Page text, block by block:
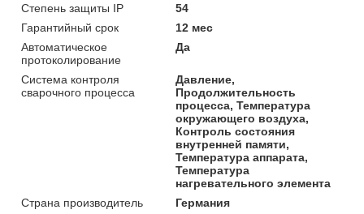
Степень защиты IP
54
Гарантийный срок
12 мес
Автоматическое
протоколирование
Да
Система контроля
сварочного процесса
Давление,
Продолжительность
процесса, Температура
окружающего воздуха,
Контроль состояния
внутренней памяти,
Температура аппарата,
Температура
нагревательного элемента
Страна производитель
Германия